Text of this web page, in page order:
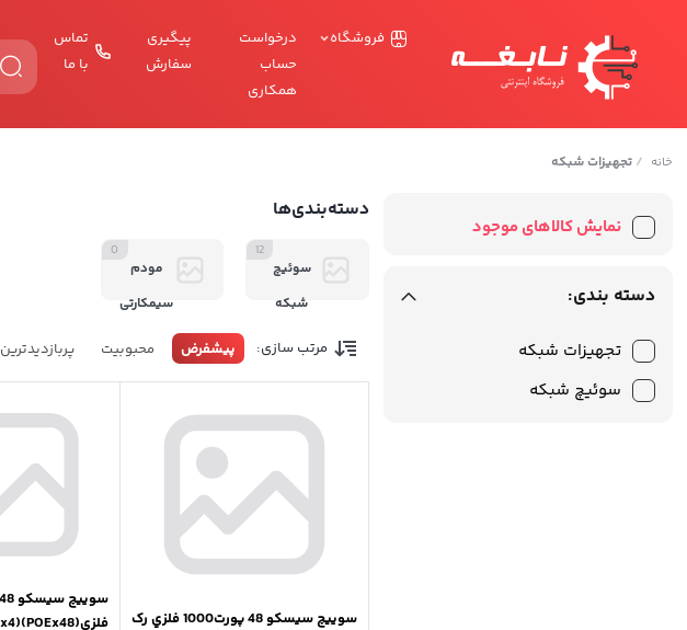
فروشگاه
درخواست
حساب
همکاری
پیگیری
سفارش
تماس
با ما
خانه /تجهیزات شبکه
نمایش کالاهای موجود
دسته بندی:
تجهیزات شبکه
سوئیچ شبکه
دسته‌بندی‌ها
سوئیچ
شبکه
12
مودم
سیمکارتی
0
مرتب سازی: پیشفرض محبوبیت پربازدیدترین
سوييچ سيسکو 48 پورت1000 فلزي رک